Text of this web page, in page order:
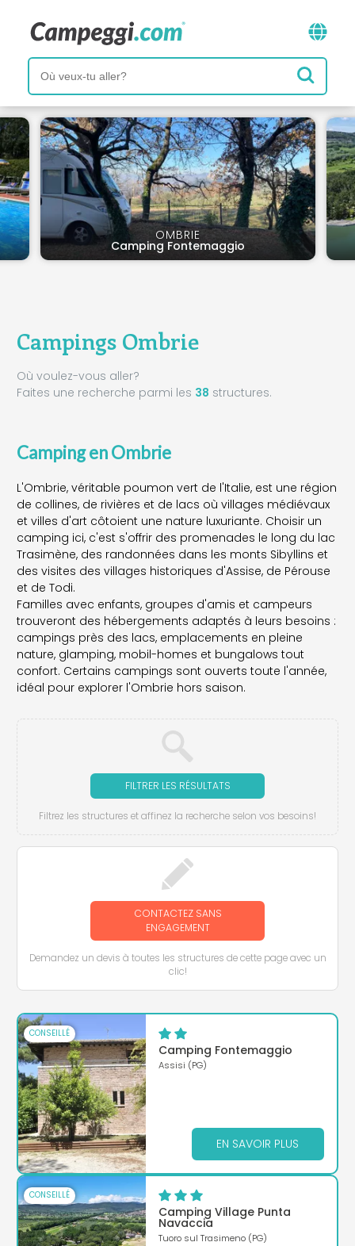
OMBRIE
Camping Fontemaggio
Campings Ombrie
Où voulez-vous aller?
Faites une recherche parmi les 38 structures.
Camping en Ombrie
L'Ombrie, véritable poumon vert de l'Italie, est une région
de collines, de rivières et de lacs où villages médiévaux
et villes d'art côtoient une nature luxuriante. Choisir un
camping ici, c'est s'offrir des promenades le long du lac
Trasimène, des randonnées dans les monts Sibyllins et
des visites des villages historiques d'Assise, de Pérouse
et de Todi.
Familles avec enfants, groupes d'amis et campeurs
trouveront des hébergements adaptés à leurs besoins :
campings près des lacs, emplacements en pleine
nature, glamping, mobil-homes et bungalows tout
confort. Certains campings sont ouverts toute l'année,
idéal pour explorer l'Ombrie hors saison.
FILTRER LES RÉSULTATS
Filtrez les structures et affinez la recherche selon vos besoins!
CONTACTEZ SANS
ENGAGEMENT
Demandez un devis à toutes les structures de cette page avec un
clic!
CONSEILLÉ
Camping Fontemaggio
Assisi (PG)
EN SAVOIR PLUS
CONSEILLÉ
Camping Village Punta
Navaccia
Tuoro sul Trasimeno (PG)